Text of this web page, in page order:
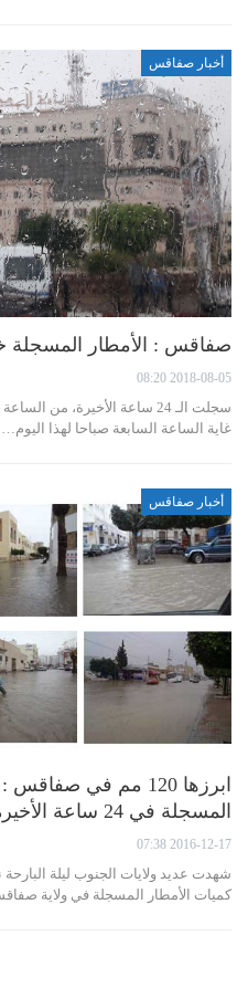
أخبار صفاقس
صفاقس : الأمطار المسجلة خلال الـ 24
2018-08-05 08:20
غاية الساعة السابعة صباحا لهذا اليوم…
أخبار صفاقس
ابرزها 120 مم في
المسجلة في 24 ساعة الأخيرة
2016-12-17 07:38
شهدت عديد ولايات الجنوب ليلة
كميات الأمطار المسجلة في ولاية